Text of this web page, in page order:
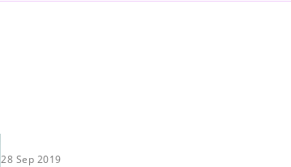
28 Sep 2019